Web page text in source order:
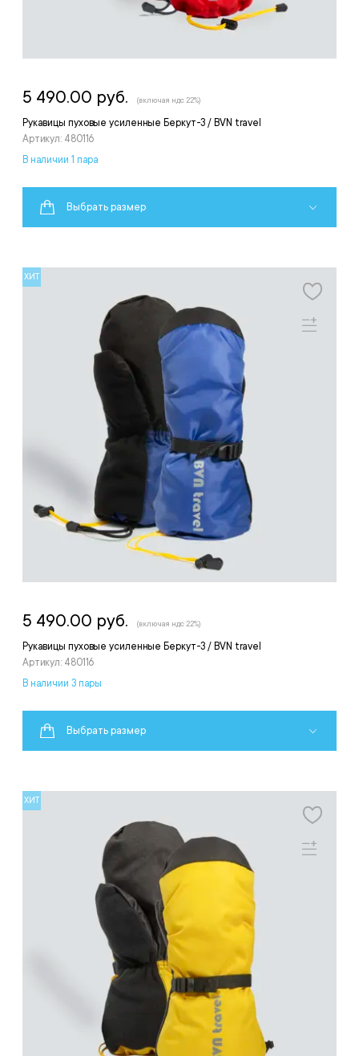
Рукавицы пуховые усиленные Беркут-3 / BVN travel
Артикул: 480116
5 490.00 руб. (включая ндс 22%)
В наличии 1 пара
Выбрать размер
ХИТ
Рукавицы пуховые усиленные Беркут-3 / BVN travel
Артикул: 480116
5 490.00 руб. (включая ндс 22%)
В наличии 3 пары
Выбрать размер
ХИТ